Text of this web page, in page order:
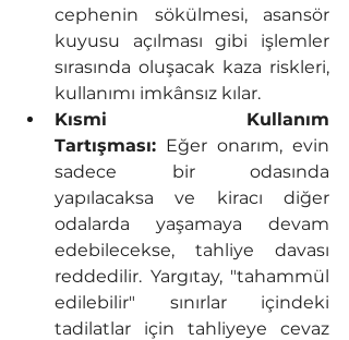
cephenin sökülmesi, asansör
kuyusu açılması gibi işlemler
sırasında oluşacak kaza riskleri,
kullanımı imkânsız kılar.
Kısmi Kullanım
Tartışması: Eğer onarım, evin
sadece bir odasında
yapılacaksa ve kiracı diğer
odalarda yaşamaya devam
edebilecekse, tahliye davası
reddedilir. Yargıtay, "tahammül
edilebilir" sınırlar içindeki
tadilatlar için tahliyeye cevaz